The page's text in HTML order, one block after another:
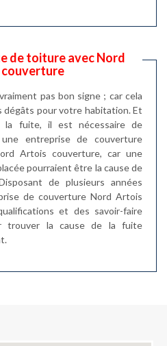
de toiture avec Nord
pas bon signe ; car cela
pour votre habitation. Et
la fuite, il est nécessaire de
entreprise de couverture
Artois couverture, car une
pourraient être la cause de
de plusieurs années
de couverture Nord Artois
et des savoir-faire
trouver la cause de la fuite